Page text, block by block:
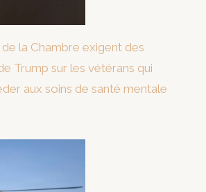
la Chambre exigent des
Trump sur les vétérans qui
aux soins de santé mentale